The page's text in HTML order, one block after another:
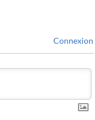
Connexion